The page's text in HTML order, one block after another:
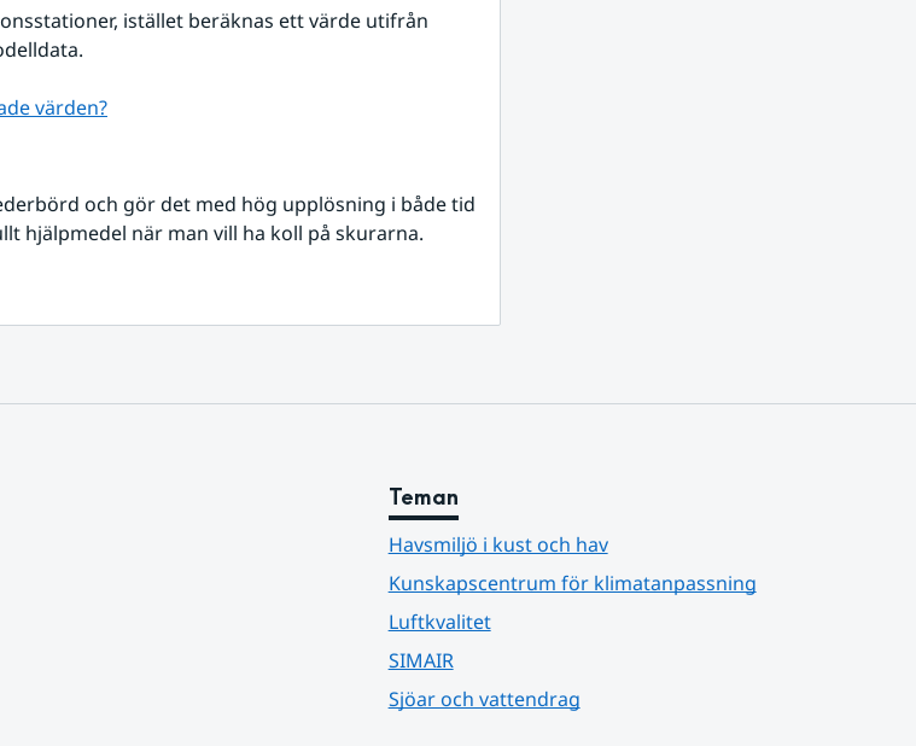
istället beräknas ett värde utifrån
värden?
och gör det med hög upplösning i både tid
hjälpmedel när man vill ha koll på skurarna.
Teman
Havsmiljö i kust och hav
Kunskapscentrum för klimatanpassning
Luftkvalitet
SIMAIR
Sjöar och vattendrag